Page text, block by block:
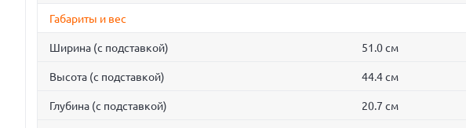
Габариты и вес
Ширина (с подставкой) 51.0 см
Высота (с подставкой) 44.4 см
Глубина (с подставкой) 20.7 см